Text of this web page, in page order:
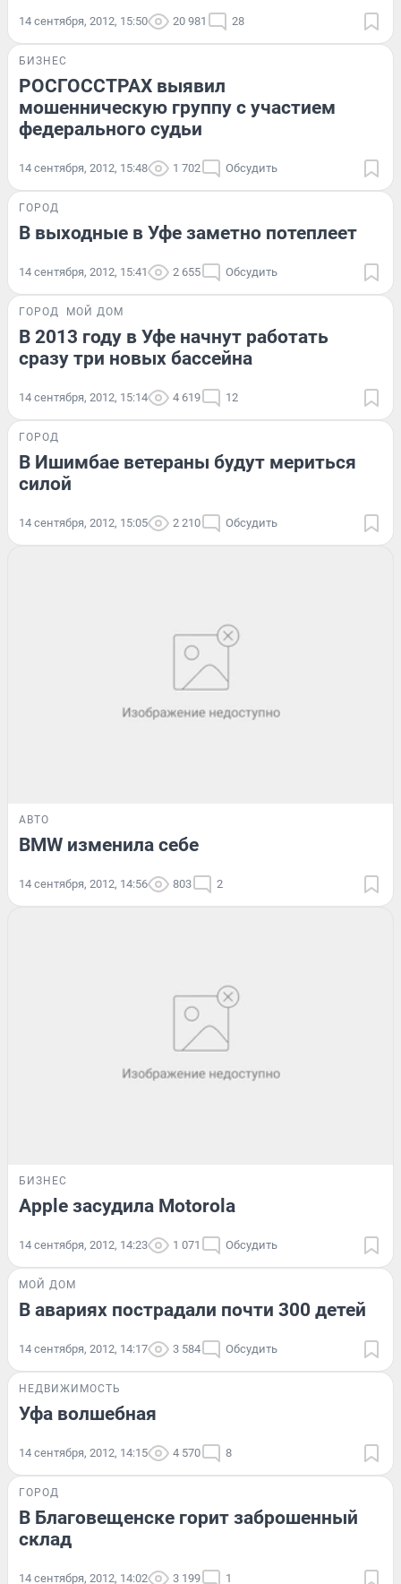
14 сентября, 2012, 15:50 20 981 28
БИЗНЕС
РОСГОССТРАХ выявил
мошенническую группу с участием
федерального судьи
14 сентября, 2012, 15:48 1 702 Обсудить
ГОРОД
В выходные в Уфе заметно потеплеет
14 сентября, 2012, 15:41 2 655 Обсудить
ГОРОД МОЙ ДОМ
В 2013 году в Уфе начнут работать
сразу три новых бассейна
14 сентября, 2012, 15:14 4 619 12
ГОРОД
В Ишимбае ветераны будут мериться
силой
14 сентября, 2012, 15:05 2 210 Обсудить
АВТО
BMW изменила себе
14 сентября, 2012, 14:56 803 2
БИЗНЕС
Apple засудила Motorola
14 сентября, 2012, 14:23 1 071 Обсудить
МОЙ ДОМ
В авариях пострадали почти 300 детей
14 сентября, 2012, 14:17 3 584 Обсудить
НЕДВИЖИМОСТЬ
Уфа волшебная
14 сентября, 2012, 14:15 4 570 8
ГОРОД
В Благовещенске горит заброшенный
склад
14 сентября, 2012, 14:02 3 199 1